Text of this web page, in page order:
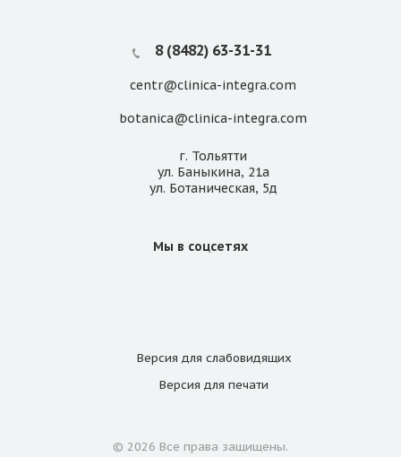
8 (8482) 63-31-31
centr@clinica-integra.com
botanica@clinica-integra.com
г. Тольятти
ул. Баныкина, 21а
ул. Ботаническая, 5д
Мы в соцсетях
Версия для слабовидящих
Версия для печати
© 2026 Все права защищены.